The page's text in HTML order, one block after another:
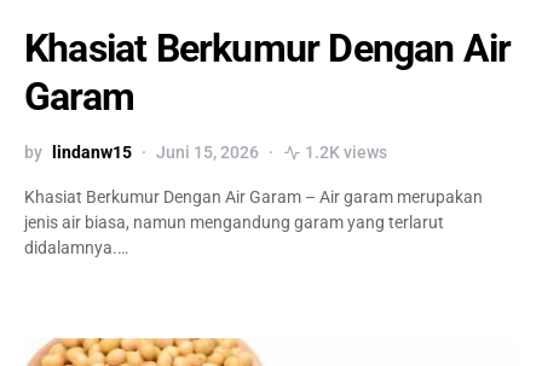
Khasiat Berkumur Dengan Air
Garam
by lindanw15 Juni 15, 2026 1.2K views
Khasiat Berkumur Dengan Air Garam – Air garam merupakan
jenis air biasa, namun mengandung garam yang terlarut
didalamnya.…